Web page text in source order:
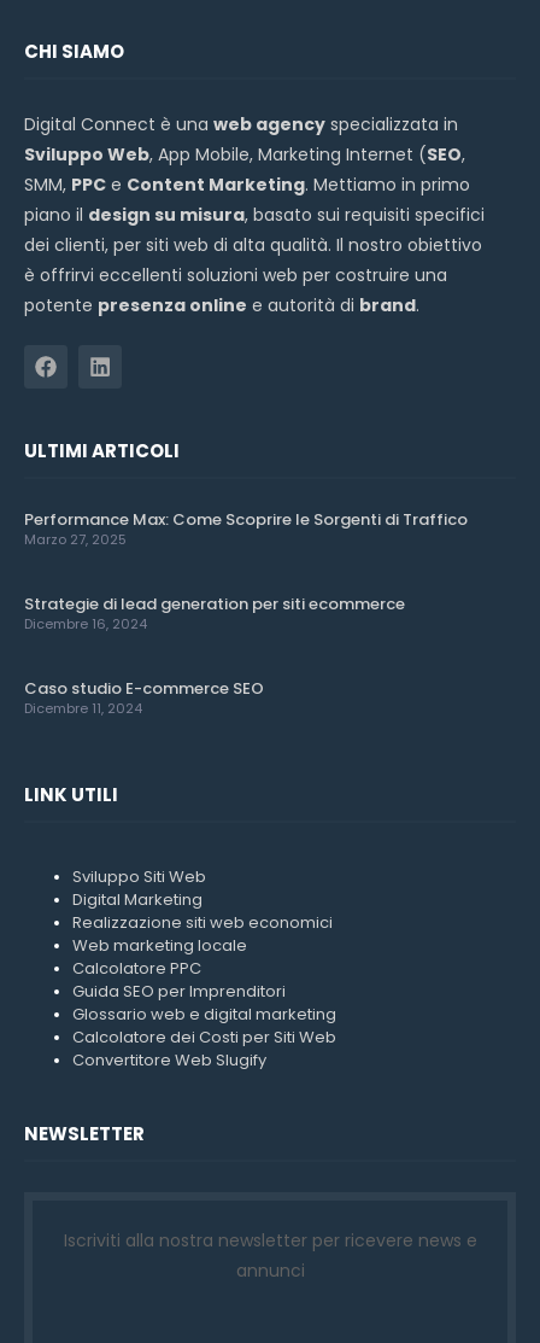
CHI SIAMO
Digital Connect è una web agency specializzata in
Sviluppo Web, App Mobile, Marketing Internet (SEO,
SMM, PPC e Content Marketing. Mettiamo in primo
piano il design su misura, basato sui requisiti specifici
dei clienti, per siti web di alta qualità. Il nostro obiettivo
è offrirvi eccellenti soluzioni web per costruire una
potente presenza online e autorità di brand.
ULTIMI ARTICOLI
Performance Max: Come Scoprire le Sorgenti di Traffico
Marzo 27, 2025
Strategie di lead generation per siti ecommerce
Dicembre 16, 2024
Caso studio E-commerce SEO
Dicembre 11, 2024
LINK UTILI
Sviluppo Siti Web
Digital Marketing
Realizzazione siti web economici
Web marketing locale
Calcolatore PPC
Guida SEO per Imprenditori
Glossario web e digital marketing
Calcolatore dei Costi per Siti Web
Convertitore Web Slugify
NEWSLETTER
Iscriviti alla nostra newsletter per ricevere news e
annunci